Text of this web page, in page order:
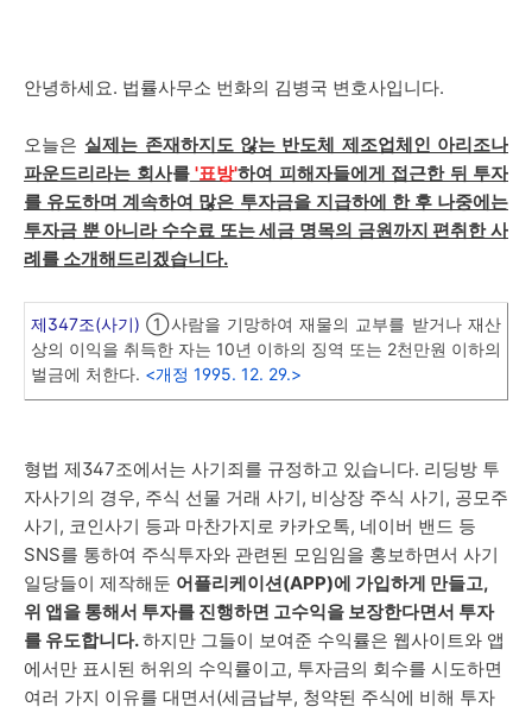
안녕하세요. 법률사무소 번화의 김병국 변호사입니다.
오늘은 실제는 존재하지도 않는 반도체 제조업체인 아리조나
파운드리라는 회사를'표방'하여 피해자들에게 접근한 뒤 투자
를 유도하며 계속하여 많은 투자금을 지급하에 한 후 나중에는
투자금 뿐 아니라 수수료 또는 세금 명목의 금원까지 편취한 사
례를 소개해드리겠습니다.
제347조(사기)①사람을 기망하여 재물의 교부를 받거나 재산
상의 이익을 취득한 자는 10년 이하의 징역 또는 2천만원 이하의
벌금에 처한다. <개정 1995. 12. 29.>
형법 제347조에서는 사기죄를 규정하고 있습니다. 리딩방 투
자사기의 경우, 주식 선물 거래 사기, 비상장 주식 사기, 공모주
사기, 코인사기 등과 마찬가지로 카카오톡, 네이버 밴드 등
SNS를 통하여 주식투자와 관련된 모임임을 홍보하면서 사기
일당들이 제작해둔 어플리케이션(APP)에 가입하게 만들고,
위 앱을 통해서 투자를 진행하면 고수익을 보장한다면서 투자
를 유도합니다.하지만 그들이 보여준 수익률은 웹사이트와 앱
에서만 표시된 허위의 수익률이고, 투자금의 회수를 시도하면
여러 가지 이유를 대면서(세금납부, 청약된 주식에 비해 투자